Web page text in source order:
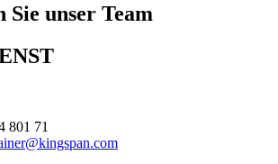
unser Team
801 71